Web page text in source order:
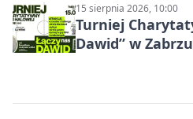
15 sierpnia 2026, 10:00
Turniej
Dawid” w Zabrzu